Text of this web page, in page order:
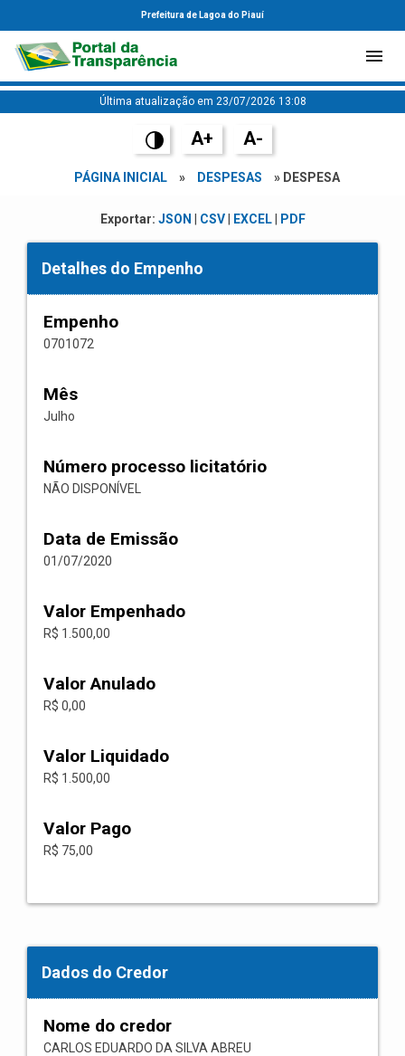
Prefeitura de Lagoa do Piauí
Última atualização em 23/07/2026 13:08
A+ A-
PÁGINA INICIAL » DESPESAS » DESPESA
Exportar: JSON CSV| EXCEL| PDF
Detalhes do Empenho
Empenho
0701072
Mês
Julho
Número processo licitatório
NÃO DISPONÍVEL
Data de Emissão
01/07/2020
Valor Empenhado
R$ 1.500,00
Valor Anulado
R$ 0,00
Valor Liquidado
R$ 1.500,00
Valor Pago
R$ 75,00
Dados do Credor
Nome do credor
CARLOS EDUARDO DA SILVA ABREU